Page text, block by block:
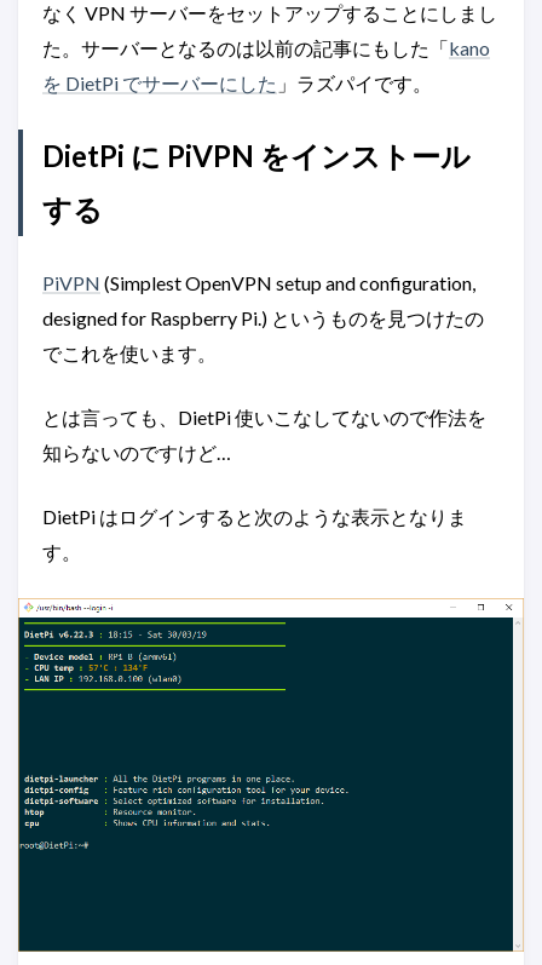
なく VPN サーバーをセットアップすることにしまし
た。サーバーとなるのは以前の記事にもした「kano
を DietPi でサーバーにした 」ラズパイです。
DietPi に PiVPN をインストール
する
PiVPN (Simplest OpenVPN setup and configuration,
designed for Raspberry Pi.) というものを見つけたの
でこれを使います。
とは言っても、DietPi 使いこなしてないので作法を
知らないのですけど…
DietPi はログインすると次のような表示となりま
す。